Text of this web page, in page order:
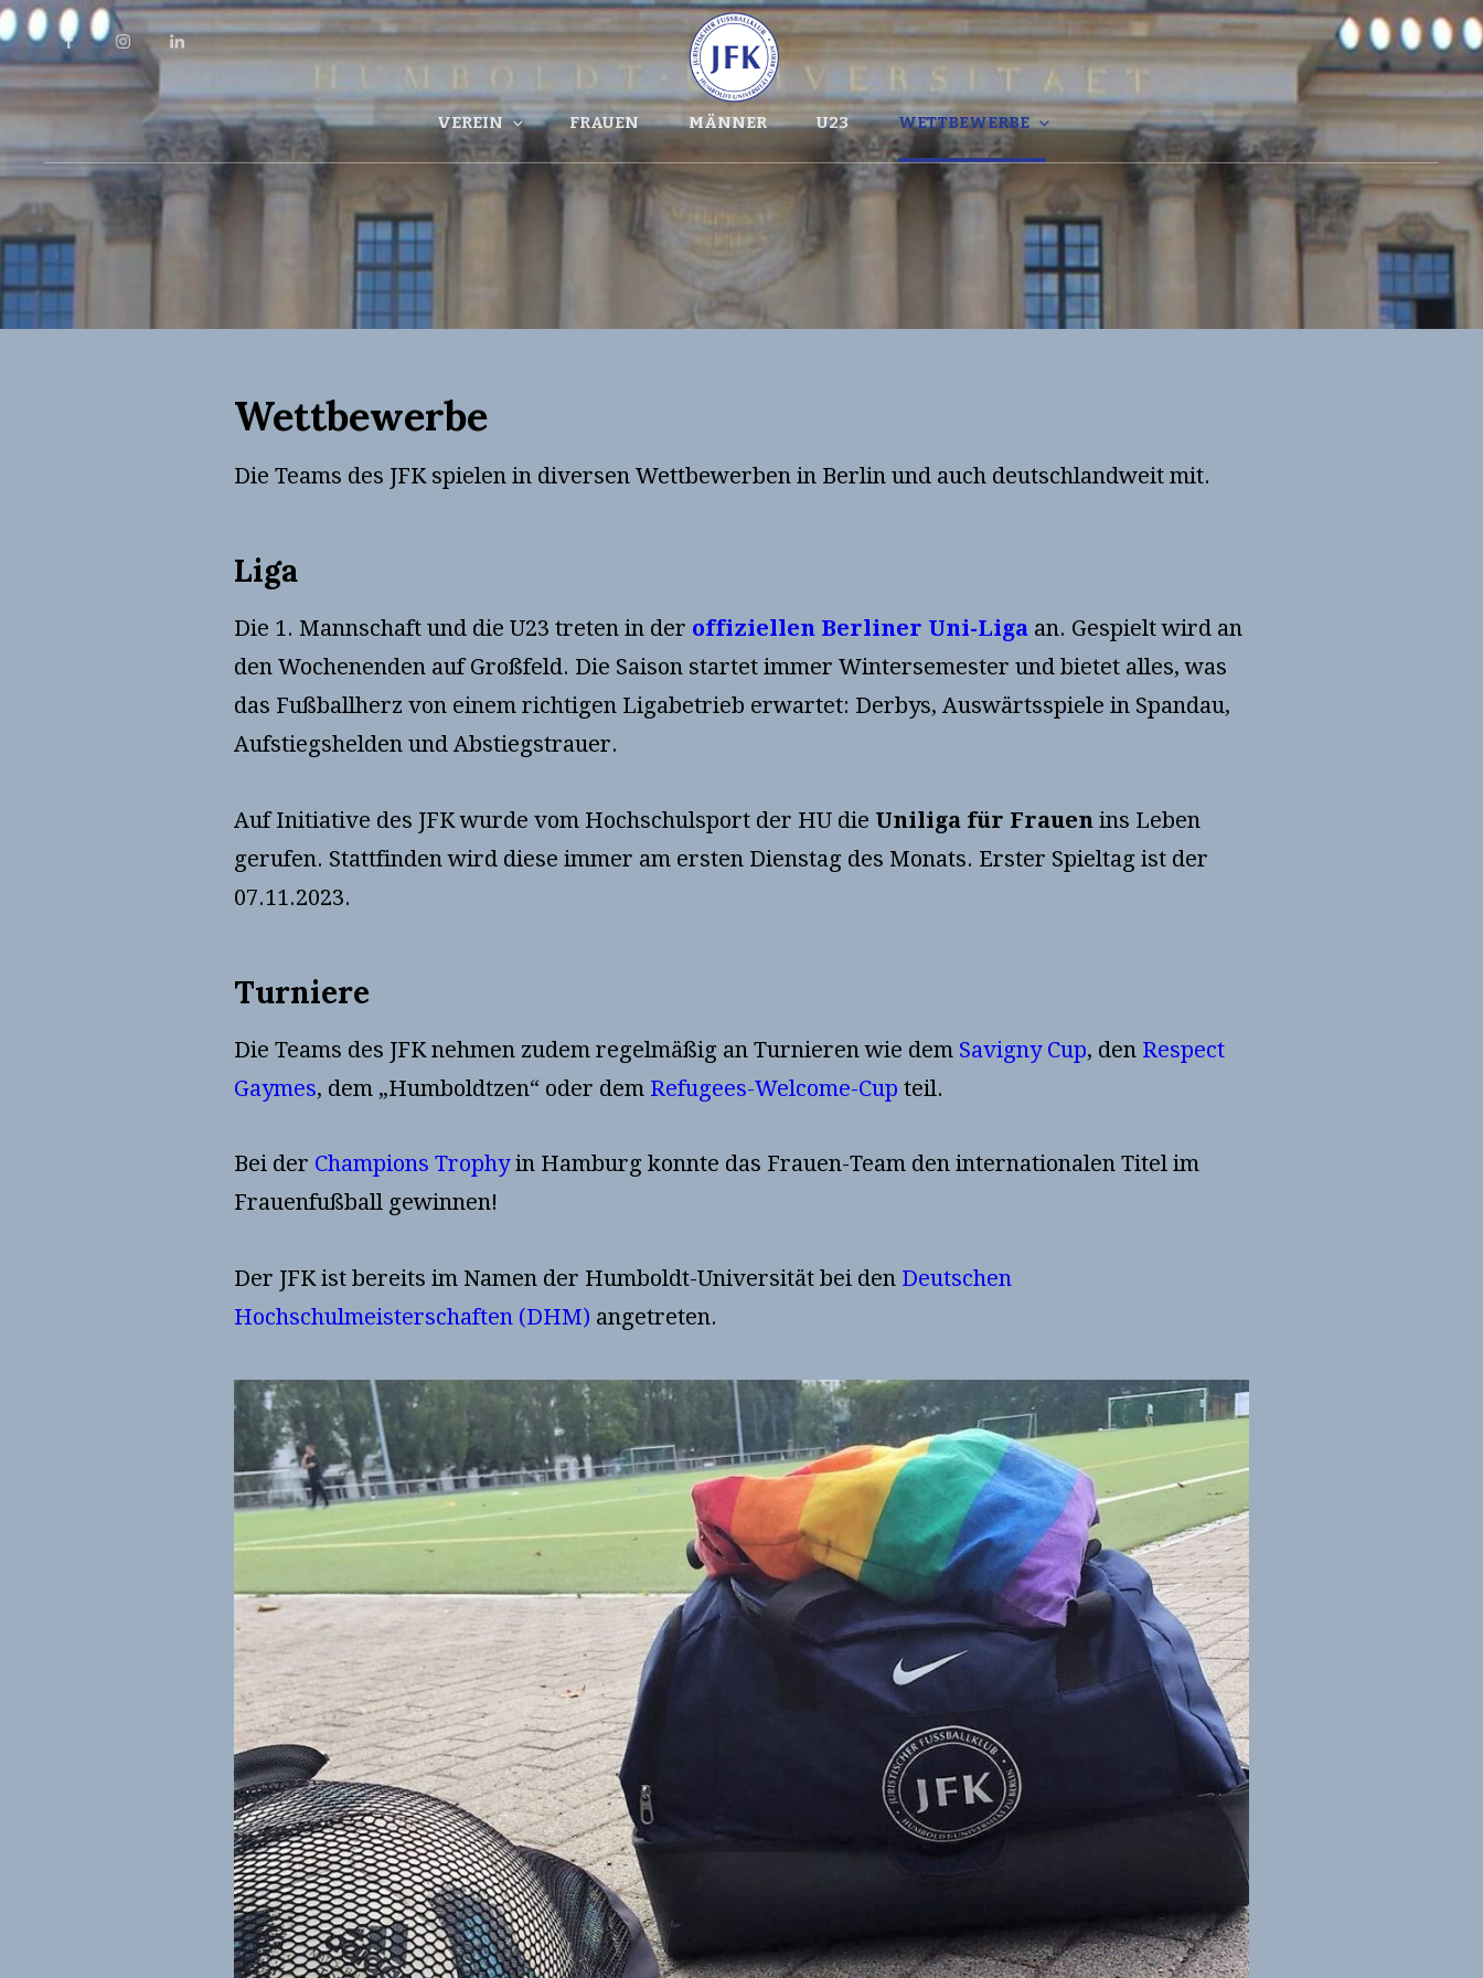
JFK HU BERLIN
E.V.
Fußballverein Der Juristischen Fakultät Der
HU Berlin
FacebookInstagramLinkedIn
VEREIN FRAUEN MÄNNER U23 WETTBEWERBE
Wettbewerbe
Die Teams des JFK spielen in diversen Wettbewerben in Berlin und auch deutschlandweit mit.
Liga
Die 1. Mannschaft und die U23 treten in der offiziellen Berliner Uni-Liga an. Gespielt wird an
den Wochenenden auf Großfeld. Die Saison startet immer Wintersemester und bietet alles, was
das Fußballherz von einem richtigen Ligabetrieb erwartet: Derbys, Auswärtsspiele in Spandau,
Aufstiegshelden und Abstiegstrauer.
Auf Initiative des JFK wurde vom Hochschulsport der HU die Uniliga für Frauen ins Leben
gerufen. Stattfinden wird diese immer am ersten Dienstag des Monats. Erster Spieltag ist der
07.11.2023.
Turniere
Die Teams des JFK nehmen zudem regelmäßig an Turnieren wie dem Savigny Cup, den Respect
Gaymes, dem „Humboldtzen“ oder dem Refugees-Welcome-Cup teil.
Bei der Champions Trophyin Hamburg konnte das Frauen-Team den internationalen Titel im
Frauenfußball gewinnen!
Der JFK ist bereits im Namen der Humboldt-Universität bei den Deutschen
Hochschulmeisterschaften (DHM) angetreten.